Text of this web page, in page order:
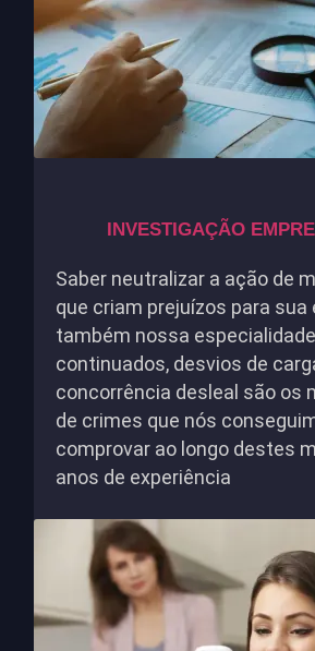
INVESTIGAÇÃO
Saber neutralizar a ação de
que criam prejuízos para sua
também nossa
continuados, desvios de
concorrência desleal são os
de crimes que nós
comprovar ao longo destes
anos de experiência